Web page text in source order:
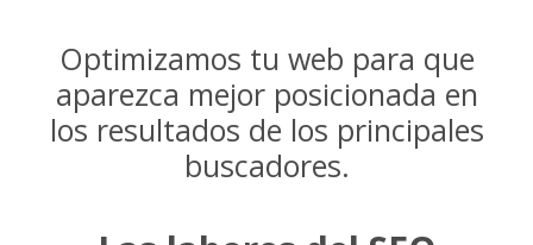
Optimizamos tu web para que
aparezca mejor posicionada en
los resultados de los principales
buscadores.